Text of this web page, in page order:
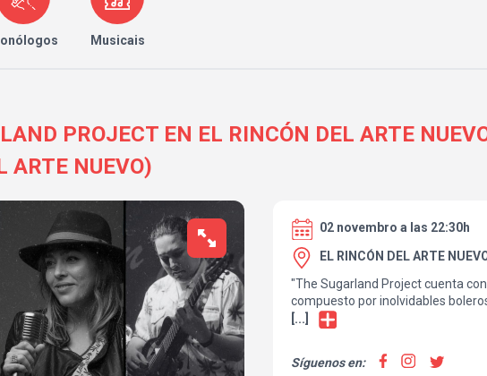
Musicais
PROJECT EN EL RINCÓN DEL ARTE
ARTE NUEVO)
02 novembro a las 22:30h
EL RINCÓN DEL ARTE
"The Sugarland Project cuenta
compuesto por inolvidables
latinoamericanas de carácter
mambo, latin jazz, etc.
[...]
Síguenos en: